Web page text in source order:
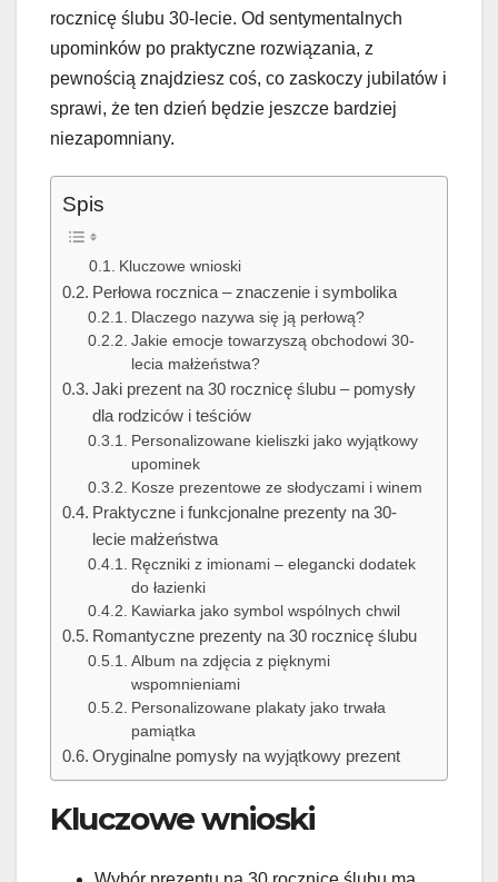
rocznicę ślubu 30-lecie. Od sentymentalnych
upominków po praktyczne rozwiązania, z
pewnością znajdziesz coś, co zaskoczy jubilatów i
sprawi, że ten dzień będzie jeszcze bardziej
niezapomniany.
Spis
Kluczowe wnioski
Perłowa rocznica – znaczenie i symbolika
Dlaczego nazywa się ją perłową?
Jakie emocje towarzyszą obchodowi 30-
lecia małżeństwa?
Jaki prezent na 30 rocznicę ślubu – pomysły
dla rodziców i teściów
Personalizowane kieliszki jako wyjątkowy
upominek
Kosze prezentowe ze słodyczami i winem
Praktyczne i funkcjonalne prezenty na 30-
lecie małżeństwa
Ręczniki z imionami – elegancki dodatek
do łazienki
Kawiarka jako symbol wspólnych chwil
Romantyczne prezenty na 30 rocznicę ślubu
Album na zdjęcia z pięknymi
wspomnieniami
Personalizowane plakaty jako trwała
pamiątka
Oryginalne pomysły na wyjątkowy prezent
Kluczowe wnioski